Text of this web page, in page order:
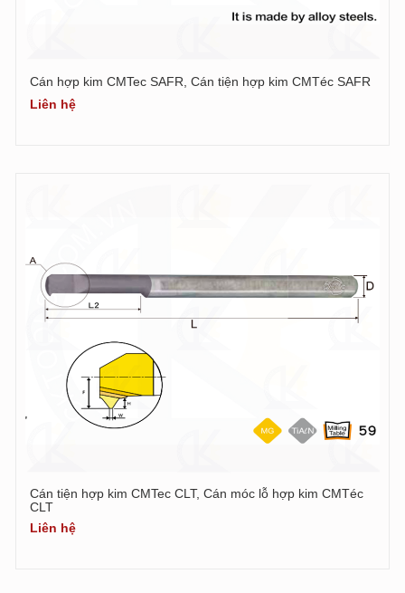
Cán hợp kim CMTec SAFR, Cán tiện hợp kim CMTéc SAFR
Liên hệ
Cán tiện hợp kim CMTec CLT, Cán móc lỗ hợp kim CMTéc
CLT
Liên hệ